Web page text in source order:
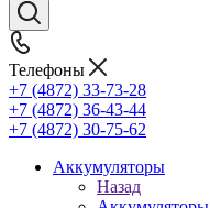
Телефоны
+7 (4872) 33-73-28
+7 (4872) 36-43-44
+7 (4872) 30-75-62
Аккумуляторы
Назад